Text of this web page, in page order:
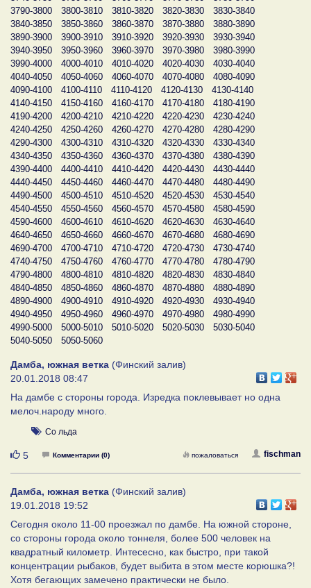
3790-3800
3800-3810 3810-3820 3820-3830
3830-3840
3840-3850
3850-3860 3860-3870 3870-3880
3880-3890
3890-3900
3900-3910 3910-3920 3920-3930
3930-3940
3940-3950
3950-3960 3960-3970 3970-3980
3980-3990
3990-4000
4000-4010 4010-4020 4020-4030
4030-4040
4040-4050
4050-4060 4060-4070 4070-4080
4080-4090
4090-4100
4100-4110 4110-4120 4120-4130
4130-4140
4140-4150
4150-4160 4160-4170 4170-4180
4180-4190
4190-4200
4200-4210 4210-4220 4220-4230
4230-4240
4240-4250
4250-4260 4260-4270 4270-4280
4280-4290
4290-4300
4300-4310 4310-4320 4320-4330
4330-4340
4340-4350
4350-4360 4360-4370 4370-4380
4380-4390
4390-4400
4400-4410 4410-4420 4420-4430
4430-4440
4440-4450
4450-4460 4460-4470 4470-4480
4480-4490
4490-4500
4500-4510 4510-4520 4520-4530
4530-4540
4540-4550
4550-4560 4560-4570 4570-4580
4580-4590
4590-4600
4600-4610 4610-4620 4620-4630
4630-4640
4640-4650
4650-4660 4660-4670 4670-4680
4680-4690
4690-4700
4700-4710 4710-4720 4720-4730
4730-4740
4740-4750
4750-4760 4760-4770 4770-4780
4780-4790
4790-4800
4800-4810 4810-4820 4820-4830
4830-4840
4840-4850
4850-4860 4860-4870 4870-4880
4880-4890
4890-4900
4900-4910 4910-4920 4920-4930
4930-4940
4940-4950
4950-4960 4960-4970 4970-4980
4980-4990
4990-5000
5000-5010 5010-5020 5020-5030
5030-5040
5040-5050
5050-5060
Дамба, южная ветка (Финский залив)
20.01.2018 08:47
На дамбе с стороны города. Изредка поклевывает но одна
мелоч.народу много.
Со льда
Нравится
5 Комментарии (0) fischman
пожаловаться
Дамба, южная ветка (Финский залив)
19.01.2018 19:52
Сегодня около 11-00 проезжал по дамбе. На южной стороне,
со стороны города около тоннеля, более 500 человек на
квадратный километр. Интесесно, как быстро, при такой
концентрации рыбаков, будет выбита в этом месте корюшка?!
Хотя бегающих замечено практически не было.